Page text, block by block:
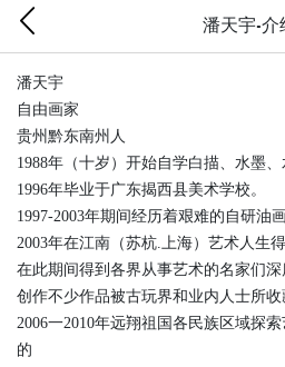
潘天宇-介
潘天宇
自由画家
贵州黔东南州人
1988年（十岁）开始自学白描、水墨
1996年毕业于广东揭西县美术学校。
1997-2003年期间经历着艰难的自研油
2003年在江南（苏杭.上海）艺术人生
在此期间得到各界从事艺术的名家们深
创作不少作品被古玩界和业内人士所收
2006一2010年远翔祖国各民族区域探
的